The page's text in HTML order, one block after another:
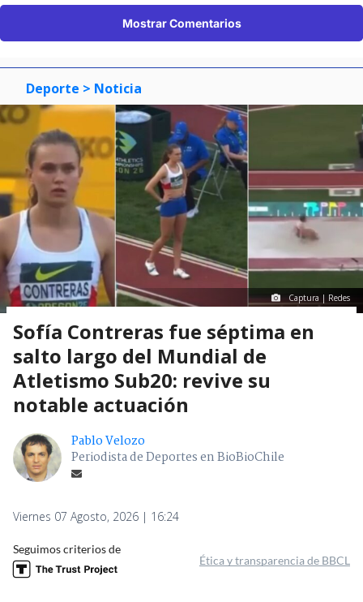
Mostrar Comentarios
Deporte > Noticia
Captura | Redes
Sofía Contreras fue séptima en
salto largo del Mundial de
Atletismo Sub20: revive su
notable actuación
Pablo Velozo
Periodista de Deportes en BioBioChile
Viernes 07 Agosto, 2026 | 16:24
Seguimos criterios de
Ética y transparencia de BBCL